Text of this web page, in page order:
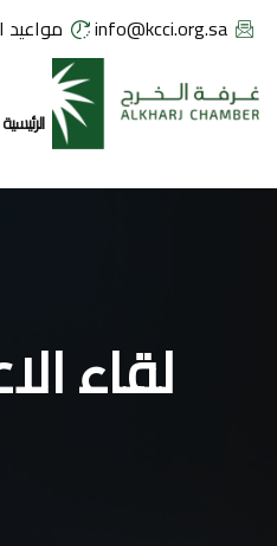
info@kcci.org.sa مواعيد
الرئيسية
لقاء